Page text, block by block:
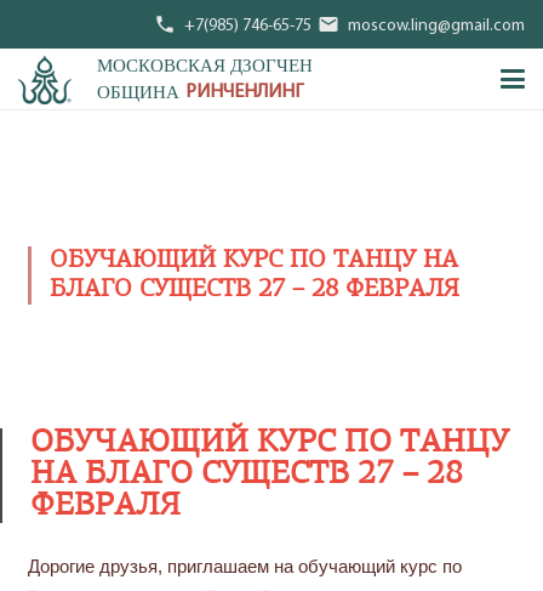
phone +7(985) 746-65-75 mail moscow.ling@gmail.com
МОСКОВСКАЯ ДЗОГЧЕН
ОБЩИНА РИНЧЕНЛИНГ
ОБУЧАЮЩИЙ КУРС ПО ТАНЦУ НА
БЛАГО СУЩЕСТВ 27 – 28 ФЕВРАЛЯ
ОБУЧАЮЩИЙ КУРС ПО ТАНЦУ
НА БЛАГО СУЩЕСТВ 27 – 28
ФЕВРАЛЯ
Дорогие друзья, приглашаем на обучающий курс по